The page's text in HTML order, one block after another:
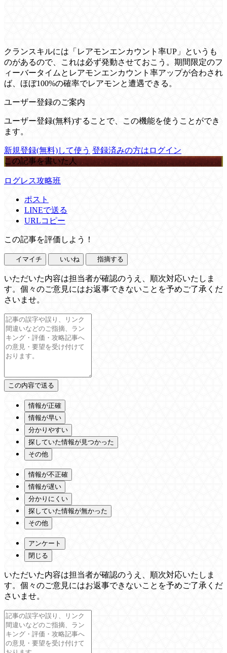
クランスキルには「レアモンエンカウント率UP」というも
のがあるので、これは必ず発動させておこう。期間限定のフ
ィーバータイムとレアモンエンカウント率アップが合わされ
ば、ほぼ100%の確率でレアモンと遭遇できる。
ユーザー登録のご案内
ユーザー登録(無料)することで、この機能を使うことができ
ます。
新規登録(無料)して使う 登録済みの方はログイン
この記事を書いた人
ログレス攻略班
ポスト
LINEで送る
URLコピー
この記事を評価しよう！
イマイチ いいね 指摘する
いただいた内容は担当者が確認のうえ、順次対応いたしま
す。個々のご意見にはお返事できないことを予めご了承くだ
さいませ。
情報が正確
情報が早い
分かりやすい
探していた情報が見つかった
その他
情報が不正確
情報が遅い
分かりにくい
探していた情報が無かった
その他
アンケート
閉じる
いただいた内容は担当者が確認のうえ、順次対応いたしま
す。個々のご意見にはお返事できないことを予めご了承くだ
さいませ。